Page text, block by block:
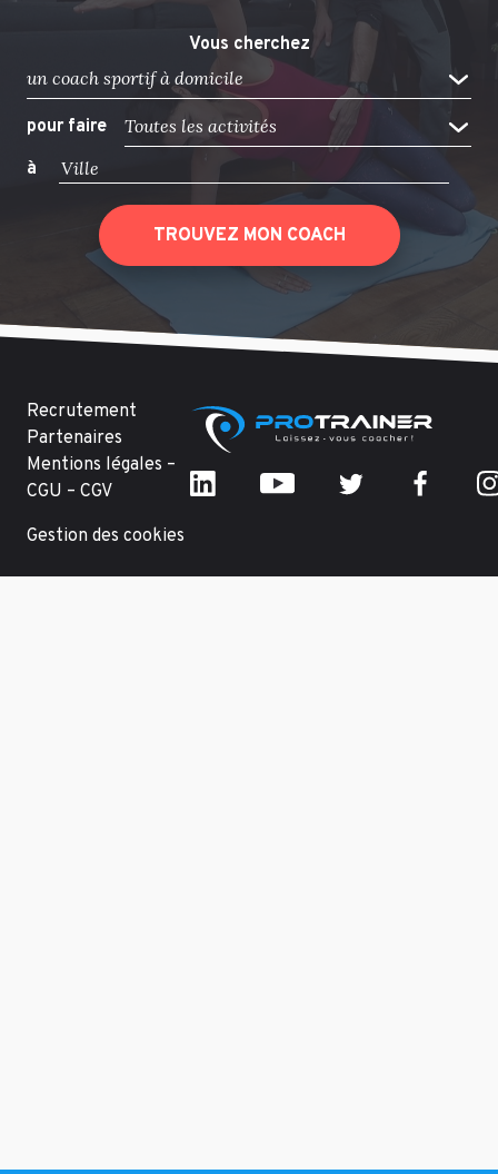
Vous cherchez
un coach sportif à domicile
pour faire
Toutes les activités
à
TROUVEZ MON COACH
Recrutement
Partenaires
Mentions légales –
CGU – CGV
Gestion des cookies